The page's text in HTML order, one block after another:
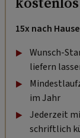
15x nach
Wunsch-
liefern
im Jahr
Jederzeit
schriftlich